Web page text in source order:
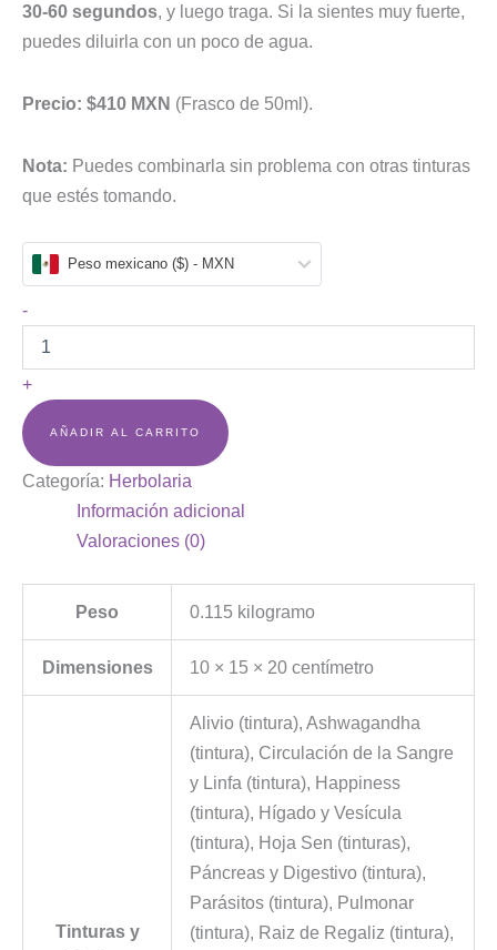
30-60 segundos, y luego traga. Si la sientes muy fuerte,
puedes diluirla con un poco de agua.
Precio: $410 MXN (Frasco de 50ml).
Nota: Puedes combinarla sin problema con otras tinturas
que estés tomando.
Peso mexicano ($) - MXN
-
+
AÑADIR AL CARRITO
Categoría: Herbolaria
Información adicional
Valoraciones (0)
Peso 0.115 kilogramo
Dimensiones 10 × 15 × 20 centímetro
Tinturas y
Alivio (tintura), Ashwagandha
(tintura), Circulación de la Sangre
y Linfa (tintura), Happiness
(tintura), Hígado y Vesícula
(tintura), Hoja Sen (tinturas),
Páncreas y Digestivo (tintura),
Parásitos (tintura), Pulmonar
(tintura), Raiz de Regaliz (tintura),